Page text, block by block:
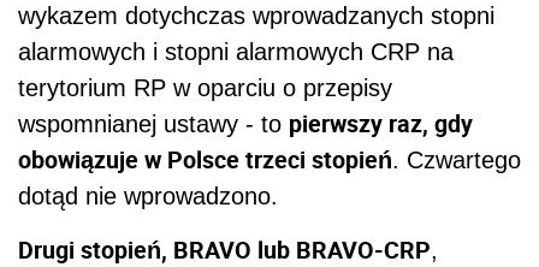
wykazem dotychczas wprowadzanych stopni
alarmowych i stopni alarmowych CRP na
terytorium RP w oparciu o przepisy
wspomnianej ustawy - to pierwszy raz, gdy
obowiązuje w Polsce trzeci stopień. Czwartego
dotąd nie wprowadzono.
Drugi stopień, BRAVO lub BRAVO-CRP,